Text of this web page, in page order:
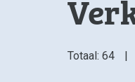
Totaal: 64 |